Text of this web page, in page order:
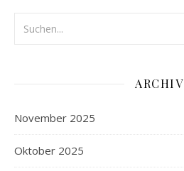
ARCHIV
November 2025
Oktober 2025